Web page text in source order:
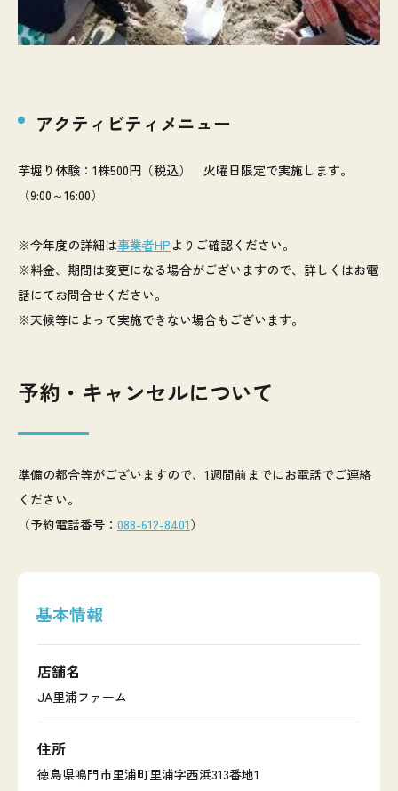
アクティビティメニュー
芋堀り体験：1株500円（税込） 火曜日限定で実施します。
（9:00～16:00）
※今年度の詳細は事業者HP よりご確認ください。
※料金、期間は変更になる場合がございますので、詳しくはお電
話にてお問合せください。
※天候等によって実施できない場合もございます。
予約・キャンセルについて
準備の都合等がございますので、1週間前までにお電話でご連絡
ください。
（予約電話番号： 088-612-8401）
基本情報
店舗名
JA里浦ファーム
住所
徳島県鳴門市里浦町里浦字西浜313番地1